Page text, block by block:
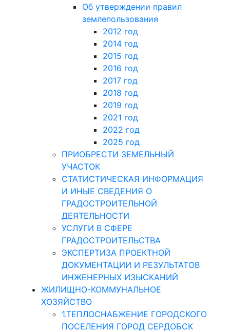
Об утверждении правил
землепользования
2012 год
2014 год
2015 год
2016 год
2017 год
2018 год
2019 год
2021 год
2022 год
2025 год
ПРИОБРЕСТИ ЗЕМЕЛЬНЫЙ
УЧАСТОК
СТАТИСТИЧЕСКАЯ ИНФОРМАЦИЯ
И ИНЫЕ СВЕДЕНИЯ О
ГРАДОСТРОИТЕЛЬНОЙ
ДЕЯТЕЛЬНОСТИ
УСЛУГИ В СФЕРЕ
ГРАДОСТРОИТЕЛЬСТВА
ЭКСПЕРТИЗА ПРОЕКТНОЙ
ДОКУМЕНТАЦИИ И РЕЗУЛЬТАТОВ
ИНЖЕНЕРНЫХ ИЗЫСКАНИЙ
ЖИЛИЩНО-КОММУНАЛЬНОЕ
ХОЗЯЙСТВО
1.ТЕПЛОСНАБЖЕНИЕ ГОРОДСКОГО
ПОСЕЛЕНИЯ ГОРОД СЕРДОБСК